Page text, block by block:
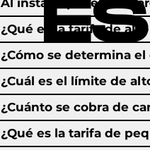
¿Qué es la tarifa de
¿Cómo se determina
¿Cuál es el límite de
¿Cuánto se cobra de
¿Qué es la tarifa de
ES